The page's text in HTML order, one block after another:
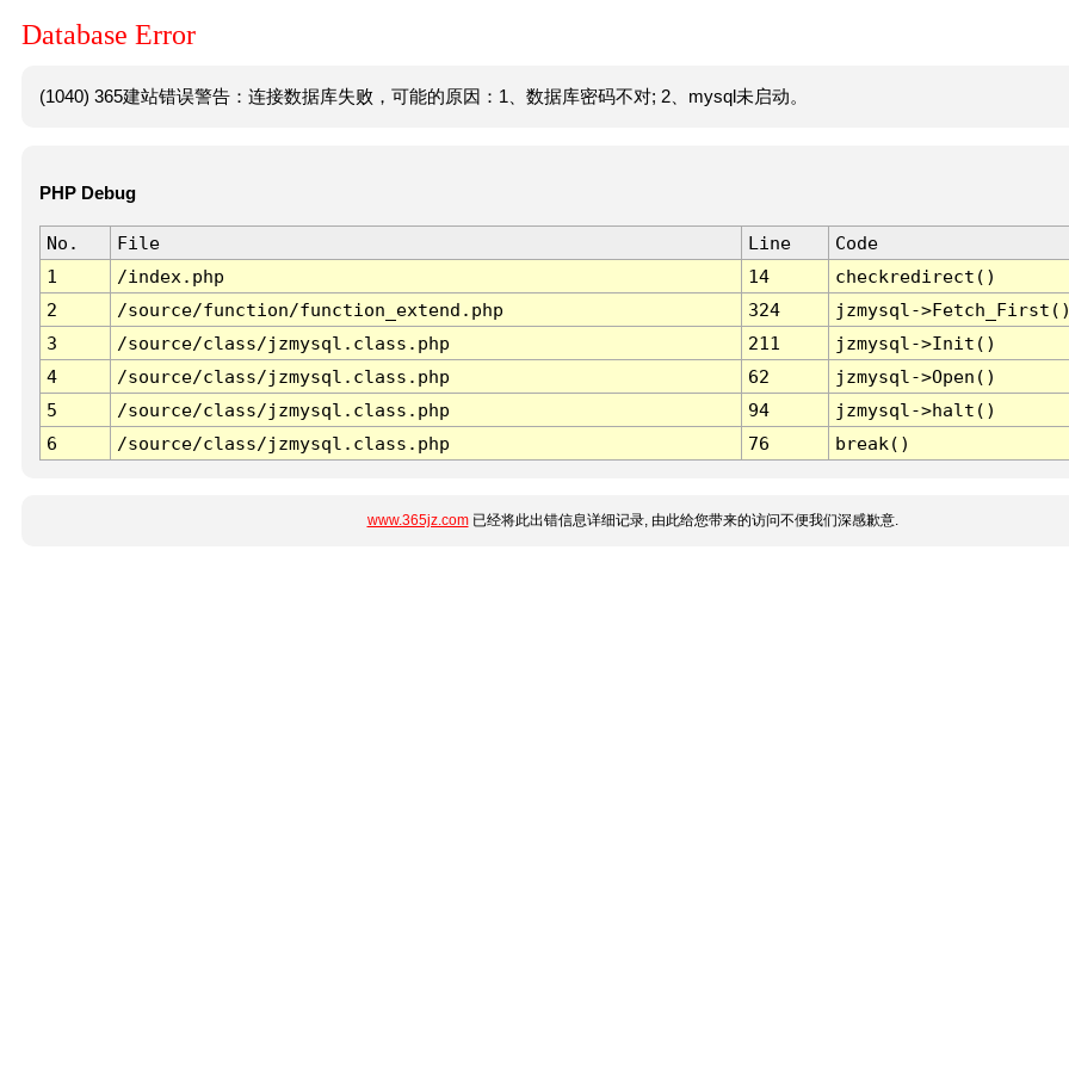
Database Error
(1040) 365建站错误警告：连接数据库失败，可能的原因：1、数据库密码不对; 2、mysql未启动。
PHP Debug
No. File Line
Code
1
/index.php 14
checkredirect()
2
/source/function/function_extend.php 324
jzmysql-
3
/source/class/jzmysql.class.php 211
jzmysql->Init()
4
/source/class/jzmysql.class.php 62
jzmysql->Open()
5
/source/class/jzmysql.class.php 94
jzmysql->halt()
6
/source/class/jzmysql.class.php 76 break()
www.365jz.com已经将此出错信息详细记录, 由此给您带来的访问不便我们深感歉意.